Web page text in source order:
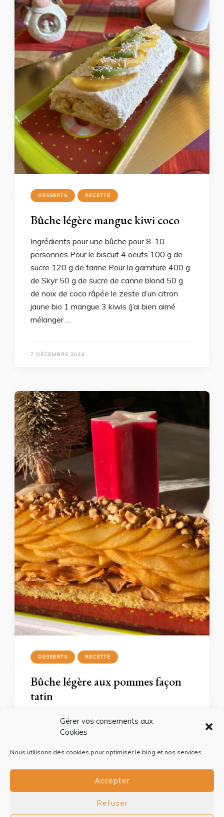
Gérer vos consements aux
Cookies
Nous utilisons des cookies pour optimiser le blog et nos services.
Accepter
Refuser
DESSERTS RECETTE
Bûche légère mangue kiwi coco
Ingrédients pour une bûche pour 8-10
personnes Pour le biscuit 4 oeufs 100 g de
sucre 120 g de farine Pour la garniture 400 g
de Skyr 50 g de sucre de canne blond 50 g
de noix de coco râpée le zeste d’un citron
jaune bio 1 mangue 3 kiwis (j’ai bien aimé
mélanger …
7 DÉCEMBRE 2024
DESSERTS RECETTE
Bûche légère aux pommes façon
tatin
Voici une bûche gourmande, légère et qui fera
l’étonnement de vos invités avec toutes ses
bûche pour 6 personnes 6 pommes (j’ai choisi
des Chanteclerc qui étaient délicieuses) 100
g de sucre Pour le biscuit : (vous pouvez
une bûche plus grande …